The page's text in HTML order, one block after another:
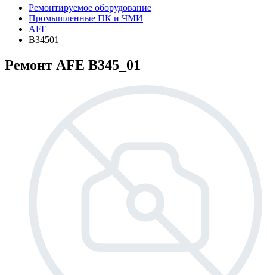
Ремонтируемое оборудование
Промышленные ПК и ЧМИ
AFE
B34501
Ремонт AFE B345_01